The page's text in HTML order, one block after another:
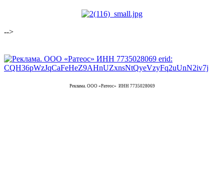
-->
Реклама. ООО «Ратеос» ИНН 7735028069